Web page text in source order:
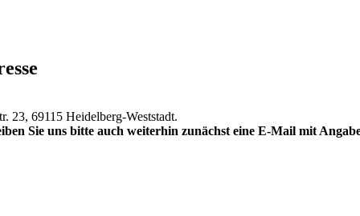
23, 69115 Heidelberg-Weststadt.
Sie uns bitte auch weiterhin zunächst eine E-Mail mit